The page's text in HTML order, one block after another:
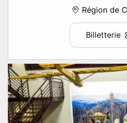
Région de
Billetterie